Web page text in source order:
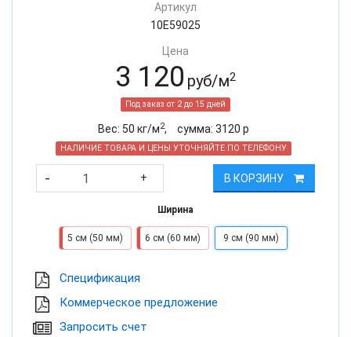
Артикул
10E59025
Цена
3 120 руб/м2
Под заказ от 2 до 15 дней
Вес: 50 кг/м2, cумма: 3120 р
НАЛИЧИЕ ТОВАРА И ЦЕНЫ УТОЧНЯЙТЕ ПО ТЕЛЕФОНУ
- + В КОРЗИНУ
Ширина
5 см (50 мм) 6 см (60 мм) 9 см (90 мм)
Cпецификация
Коммерческое предложение
Запросить счет